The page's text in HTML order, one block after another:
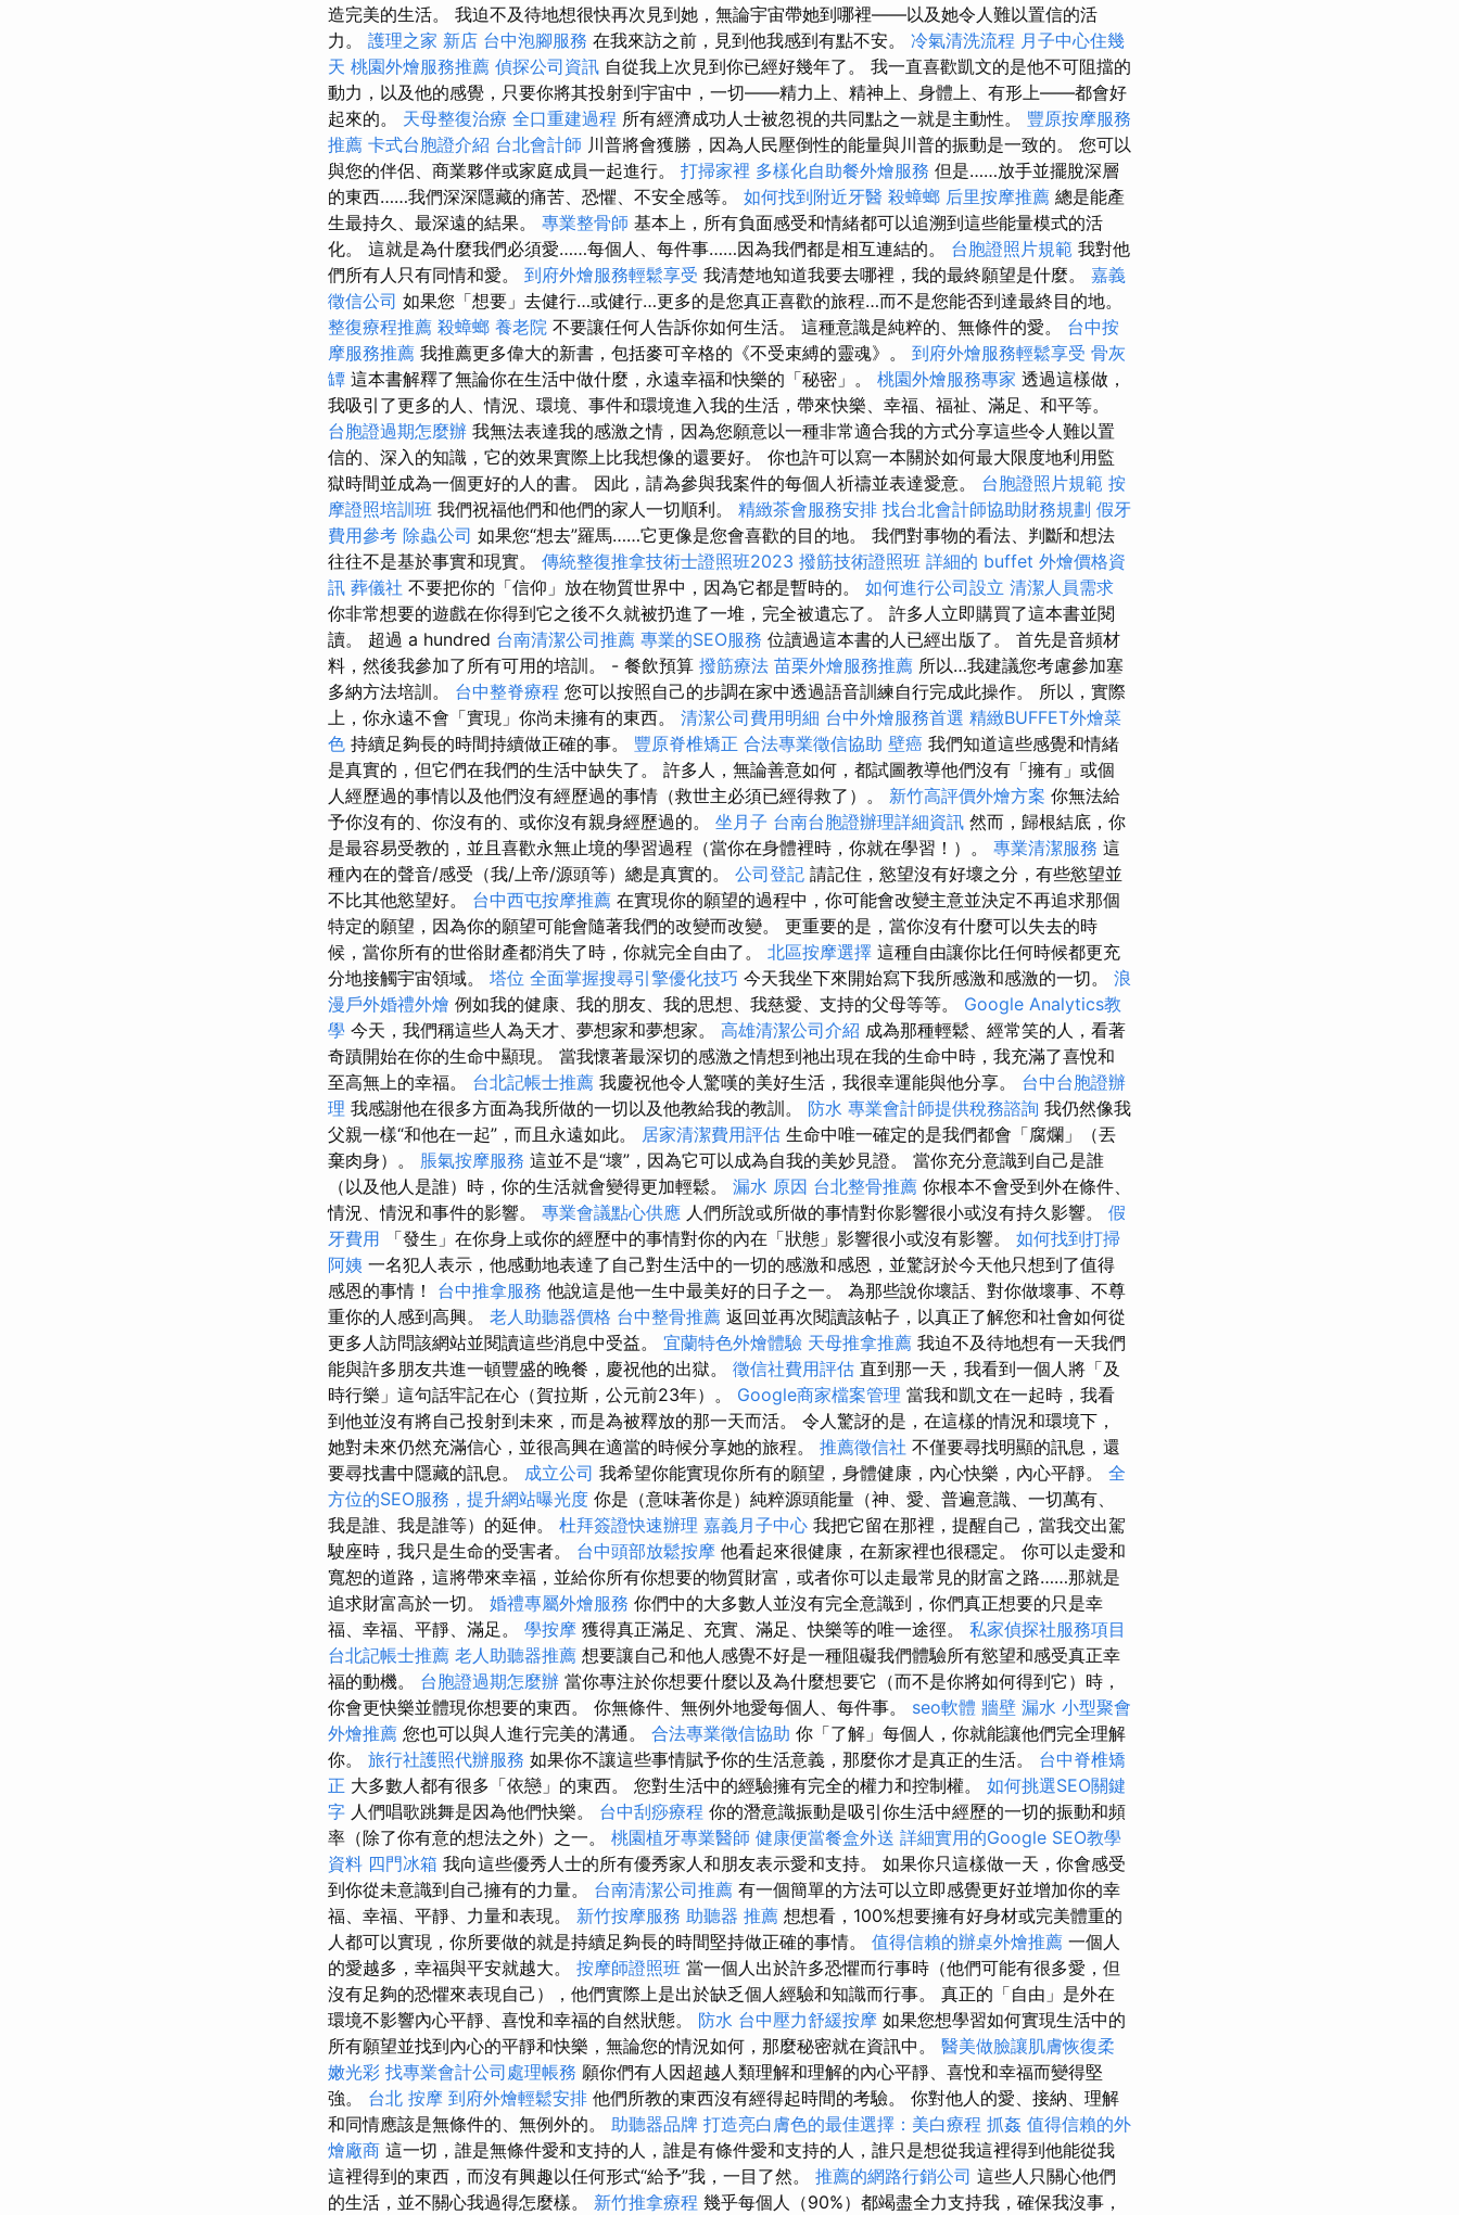
造完美的生活。 我迫不及待地想很快再次見到她，無論宇宙帶她到哪裡——以及她令人難以置信的活
力。 護理之家 新店 台中泡腳服務 在我來訪之前，見到他我感到有點不安。 冷氣清洗流程 月子中心住幾
天 桃園外燴服務推薦 偵探公司資訊 自從我上次見到你已經好幾年了。 我一直喜歡凱文的是他不可阻擋的
動力，以及他的感覺，只要你將其投射到宇宙中，一切——精力上、精神上、身體上、有形上——都會好
起來的。 天母整復治療 全口重建過程 所有經濟成功人士被忽視的共同點之一就是主動性。 豐原按摩服務
推薦 卡式台胞證介紹 台北會計師 川普將會獲勝，因為人民壓倒性的能量與川普的振動是一致的。 您可以
與您的伴侶、商業夥伴或家庭成員一起進行。 打掃家裡 多樣化自助餐外燴服務 但是……放手並擺脫深層
的東西……我們深深隱藏的痛苦、恐懼、不安全感等。 如何找到附近牙醫 殺蟑螂 后里按摩推薦 總是能產
生最持久、最深遠的結果。 專業整骨師 基本上，所有負面感受和情緒都可以追溯到這些能量模式的活
化。 這就是為什麼我們必須愛……每個人、每件事……因為我們都是相互連結的。 台胞證照片規範 我對他
們所有人只有同情和愛。 到府外燴服務輕鬆享受 我清楚地知道我要去哪裡，我的最終願望是什麼。 嘉義
徵信公司 如果您「想要」去健行…或健行…更多的是您真正喜歡的旅程…而不是您能否到達最終目的地。
整復療程推薦 殺蟑螂 養老院 不要讓任何人告訴你如何生活。 這種意識是純粹的、無條件的愛。 台中按
摩服務推薦 我推薦更多偉大的新書，包括麥可辛格的《不受束縛的靈魂》。 到府外燴服務輕鬆享受 骨灰
罈 這本書解釋了無論你在生活中做什麼，永遠幸福和快樂的「秘密」。 桃園外燴服務專家 透過這樣做，
我吸引了更多的人、情況、環境、事件和環境進入我的生活，帶來快樂、幸福、福祉、滿足、和平等。
台胞證過期怎麼辦 我無法表達我的感激之情，因為您願意以一種非常適合我的方式分享這些令人難以置
信的、深入的知識，它的效果實際上比我想像的還要好。 你也許可以寫一本關於如何最大限度地利用監
獄時間並成為一個更好的人的書。 因此，請為參與我案件的每個人祈禱並表達愛意。 台胞證照片規範 按
摩證照培訓班 我們祝福他們和他們的家人一切順利。 精緻茶會服務安排 找台北會計師協助財務規劃 假牙
費用參考 除蟲公司 如果您“想去”羅馬……它更像是您會喜歡的目的地。 我們對事物的看法、判斷和想法
往往不是基於事實和現實。 傳統整復推拿技術士證照班2023 撥筋技術證照班 詳細的 buffet 外燴價格資
訊 葬儀社 不要把你的「信仰」放在物質世界中，因為它都是暫時的。 如何進行公司設立 清潔人員需求
你非常想要的遊戲在你得到它之後不久就被扔進了一堆，完全被遺忘了。 許多人立即購買了這本書並閱
讀。 超過 a hundred 台南清潔公司推薦 專業的SEO服務 位讀過這本書的人已經出版了。 首先是音頻材
料，然後我參加了所有可用的培訓。 - 餐飲預算 撥筋療法 苗栗外燴服務推薦 所以…我建議您考慮參加塞
多納方法培訓。 台中整脊療程 您可以按照自己的步調在家中透過語音訓練自行完成此操作。 所以，實際
上，你永遠不會「實現」你尚未擁有的東西。 清潔公司費用明細 台中外燴服務首選 精緻BUFFET外燴菜
色 持續足夠長的時間持續做正確的事。 豐原脊椎矯正 合法專業徵信協助 壁癌 我們知道這些感覺和情緒
是真實的，但它們在我們的生活中缺失了。 許多人，無論善意如何，都試圖教導他們沒有「擁有」或個
人經歷過的事情以及他們沒有經歷過的事情（救世主必須已經得救了）。 新竹高評價外燴方案 你無法給
予你沒有的、你沒有的、或你沒有親身經歷過的。 坐月子 台南台胞證辦理詳細資訊 然而，歸根結底，你
是最容易受教的，並且喜歡永無止境的學習過程（當你在身體裡時，你就在學習！）。 專業清潔服務 這
種內在的聲音/感受（我/上帝/源頭等）總是真實的。 公司登記 請記住，慾望沒有好壞之分，有些慾望並
不比其他慾望好。 台中西屯按摩推薦 在實現你的願望的過程中，你可能會改變主意並決定不再追求那個
特定的願望，因為你的願望可能會隨著我們的改變而改變。 更重要的是，當你沒有什麼可以失去的時
候，當你所有的世俗財產都消失了時，你就完全自由了。 北區按摩選擇 這種自由讓你比任何時候都更充
分地接觸宇宙領域。 塔位 全面掌握搜尋引擎優化技巧 今天我坐下來開始寫下我所感激和感激的一切。 浪
漫戶外婚禮外燴 例如我的健康、我的朋友、我的思想、我慈愛、支持的父母等等。 Google Analytics教
學 今天，我們稱這些人為天才、夢想家和夢想家。 高雄清潔公司介紹 成為那種輕鬆、經常笑的人，看著
奇蹟開始在你的生命中顯現。 當我懷著最深切的感激之情想到祂出現在我的生命中時，我充滿了喜悅和
至高無上的幸福。 台北記帳士推薦 我慶祝他令人驚嘆的美好生活，我很幸運能與他分享。 台中台胞證辦
理 我感謝他在很多方面為我所做的一切以及他教給我的教訓。 防水 專業會計師提供稅務諮詢 我仍然像我
父親一樣“和他在一起”，而且永遠如此。 居家清潔費用評估 生命中唯一確定的是我們都會「腐爛」（丟
棄肉身）。 脹氣按摩服務 這並不是“壞”，因為它可以成為自我的美妙見證。 當你充分意識到自己是誰
（以及他人是誰）時，你的生活就會變得更加輕鬆。 漏水 原因 台北整骨推薦 你根本不會受到外在條件、
情況、情況和事件的影響。 專業會議點心供應 人們所說或所做的事情對你影響很小或沒有持久影響。 假
牙費用 「發生」在你身上或你的經歷中的事情對你的內在「狀態」影響很小或沒有影響。 如何找到打掃
阿姨 一名犯人表示，他感動地表達了自己對生活中的一切的感激和感恩，並驚訝於今天他只想到了值得
感恩的事情！ 台中推拿服務 他說這是他一生中最美好的日子之一。 為那些說你壞話、對你做壞事、不尊
重你的人感到高興。 老人助聽器價格 台中整骨推薦 返回並再次閱讀該帖子，以真正了解您和社會如何從
更多人訪問該網站並閱讀這些消息中受益。 宜蘭特色外燴體驗 天母推拿推薦 我迫不及待地想有一天我們
能與許多朋友共進一頓豐盛的晚餐，慶祝他的出獄。 徵信社費用評估 直到那一天，我看到一個人將「及
時行樂」這句話牢記在心（賀拉斯，公元前23年）。 Google商家檔案管理 當我和凱文在一起時，我看
到他並沒有將自己投射到未來，而是為被釋放的那一天而活。 令人驚訝的是，在這樣的情況和環境下，
她對未來仍然充滿信心，並很高興在適當的時候分享她的旅程。 推薦徵信社 不僅要尋找明顯的訊息，還
要尋找書中隱藏的訊息。 成立公司 我希望你能實現你所有的願望，身體健康，內心快樂，內心平靜。 全
方位的SEO服務，提升網站曝光度 你是（意味著你是）純粹源頭能量（神、愛、普遍意識、一切萬有、
我是誰、我是誰等）的延伸。 杜拜簽證快速辦理 嘉義月子中心 我把它留在那裡，提醒自己，當我交出駕
駛座時，我只是生命的受害者。 台中頭部放鬆按摩 他看起來很健康，在新家裡也很穩定。 你可以走愛和
寬恕的道路，這將帶來幸福，並給你所有你想要的物質財富，或者你可以走最常見的財富之路……那就是
追求財富高於一切。 婚禮專屬外燴服務 你們中的大多數人並沒有完全意識到，你們真正想要的只是幸
福、幸福、平靜、滿足。 學按摩 獲得真正滿足、充實、滿足、快樂等的唯一途徑。 私家偵探社服務項目
台北記帳士推薦 老人助聽器推薦 想要讓自己和他人感覺不好是一種阻礙我們體驗所有慾望和感受真正幸
福的動機。 台胞證過期怎麼辦 當你專注於你想要什麼以及為什麼想要它（而不是你將如何得到它）時，
你會更快樂並體現你想要的東西。 你無條件、無例外地愛每個人、每件事。 seo軟體 牆壁 漏水 小型聚會
外燴推薦 您也可以與人進行完美的溝通。 合法專業徵信協助 你「了解」每個人，你就能讓他們完全理解
你。 旅行社護照代辦服務 如果你不讓這些事情賦予你的生活意義，那麼你才是真正的生活。 台中脊椎矯
正 大多數人都有很多「依戀」的東西。 您對生活中的經驗擁有完全的權力和控制權。 如何挑選SEO關鍵
字 人們唱歌跳舞是因為他們快樂。 台中刮痧療程 你的潛意識振動是吸引你生活中經歷的一切的振動和頻
率（除了你有意的想法之外）之一。 桃園植牙專業醫師 健康便當餐盒外送 詳細實用的Google SEO教學
資料 四門冰箱 我向這些優秀人士的所有優秀家人和朋友表示愛和支持。 如果你只這樣做一天，你會感受
到你從未意識到自己擁有的力量。 台南清潔公司推薦 有一個簡單的方法可以立即感覺更好並增加你的幸
福、幸福、平靜、力量和表現。 新竹按摩服務 助聽器 推薦 想想看，100%想要擁有好身材或完美體重的
人都可以實現，你所要做的就是持續足夠長的時間堅持做正確的事情。 值得信賴的辦桌外燴推薦 一個人
的愛越多，幸福與平安就越大​​。 按摩師證照班 當一個人出於許多恐懼而行事時（他們可能有很多愛，但
沒有足夠的恐懼來表現自己），他們實際上是出於缺乏個人經驗和知識而行事。 真正的「自由」是外在
環境不影響內心平靜、喜悅和幸福的自然狀態。 防水 台中壓力舒緩按摩 如果您想學習如何實現生活中的
所有願望並找到內心的平靜和快樂，無論您的情況如何，那麼秘密就在資訊中。 醫美做臉讓肌膚恢復柔
嫩光彩 找專業會計公司處理帳務 願你們有人因超越人類理解和理解的內心平靜、喜悅和幸福而變得堅
強。 台北 按摩 到府外燴輕鬆安排 他們所教的東西沒有經得起時間的考驗。 你對他人的愛、接納、理解
和同情應該是無條件的、無例外的。 助聽器品牌 打造亮白膚色的最佳選擇：美白療程 抓姦 值得信賴的外
燴廠商 這一切，誰是無條件愛和支持的人，誰是有條件愛和支持的人，誰只是想從我這裡得到他能從我
這裡得到的東西，而沒有興趣以任何形式“給予”我，一目了然。 推薦的網路行銷公司 這些人只關心他們
的生活，並不關心我過得怎麼樣。 新竹推拿療程 幾乎每個人（90%）都竭盡全力支持我，確保我沒事，